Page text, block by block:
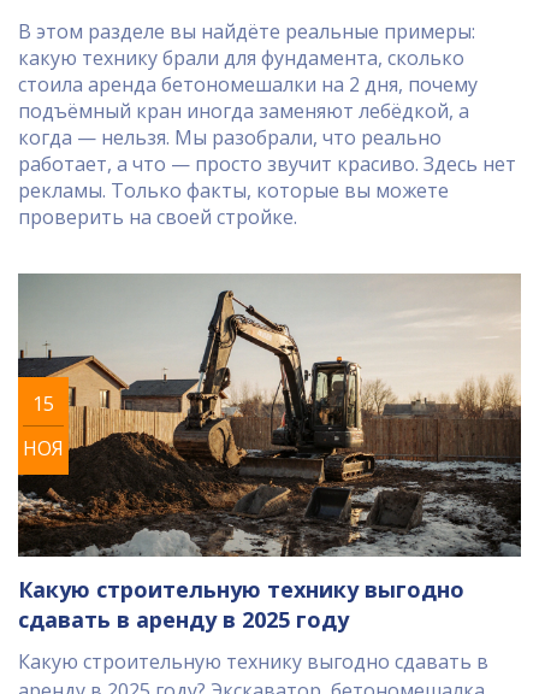
В этом разделе вы найдёте реальные примеры:
какую технику брали для фундамента, сколько
стоила аренда бетономешалки на 2 дня, почему
подъёмный кран иногда заменяют лебёдкой, а
когда — нельзя. Мы разобрали, что реально
работает, а что — просто звучит красиво. Здесь нет
рекламы. Только факты, которые вы можете
проверить на своей стройке.
15
НОЯ
Какую строительную технику выгодно
сдавать в аренду в 2025 году
Какую строительную технику выгодно сдавать в